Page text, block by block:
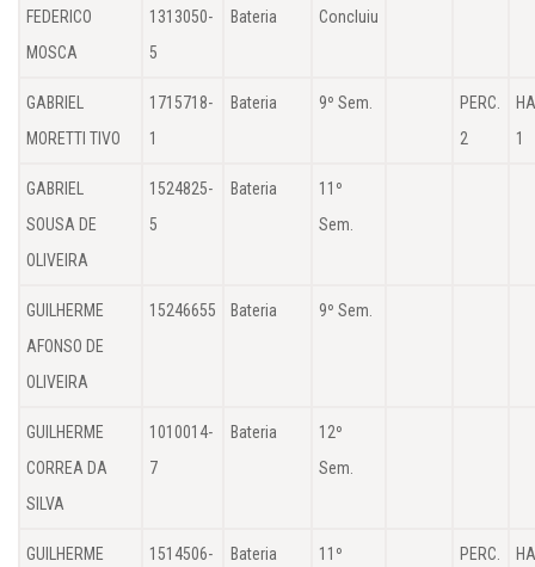
FEDERICO
MOSCA
1313050-
5
Bateria Concluiu
GABRIEL
MORETTI TIVO
1715718-
1
Bateria 9º Sem.
PERC.
2
1
GABRIEL
SOUSA DE
OLIVEIRA
1524825-
5
Bateria
11º
Sem.
GUILHERME
AFONSO DE
OLIVEIRA
15246655 Bateria 9º Sem.
GUILHERME
CORREA DA
SILVA
1010014-
7
Bateria
12º
Sem.
GUILHERME
1514506-
Bateria
11º
PERC.